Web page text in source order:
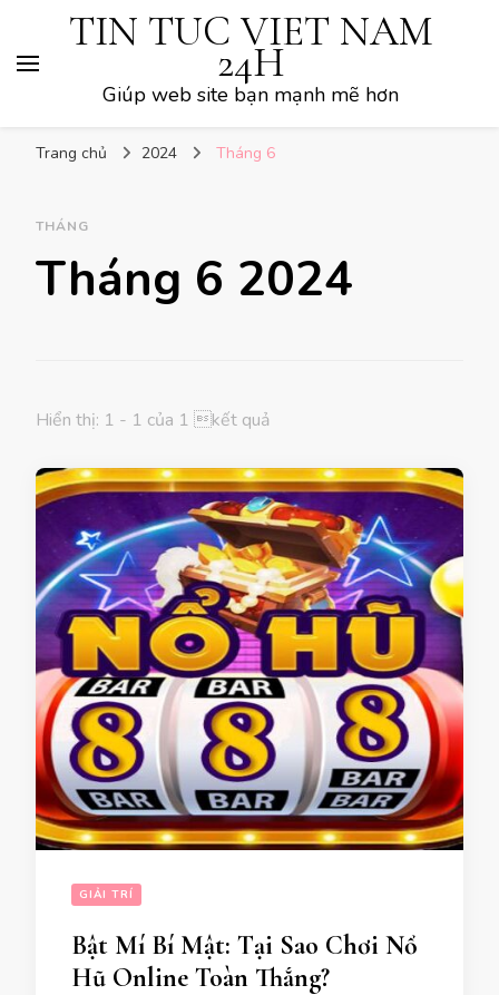
TIN TUC VIET NAM
24H
Giúp web site bạn mạnh mẽ hơn
Trang chủ 2024 Tháng 6
THÁNG
Tháng 6 2024
Hiển thị: 1 - 1 của 1 kết quả
GIẢI TRÍ
Bật Mí Bí Mật: Tại Sao Chơi Nổ
Hũ Online Toàn Thắng?